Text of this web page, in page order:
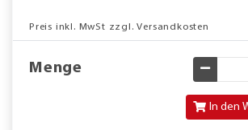
Preis inkl. MwSt zzgl. Versandkosten
Menge
In den